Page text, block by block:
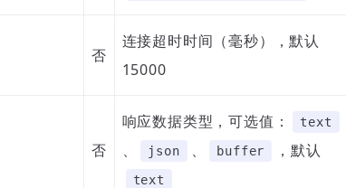
否
连接超时时间（毫秒），默认
15000
否
响应数据类型，可选值： text
、 json 、 buffer ，默认
text